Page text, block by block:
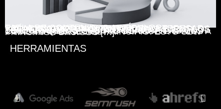
TABLA DE CONTENIDOS ARTÍCULOS RELACIONADOS QUE TE PUEDEN INTERESAR ¿CÓMO CREAR UN CLIENTE IDEAL? EJEMPLOS Y PLANTILLAS TOFU, MOFU, BOFU – EJEMPLOS Y SIGNIFICADO TIPOS DE TRÁFICO – TEMPERATURAS – CUSTOMER JOURNEY ¿QUÉ ES UN FUNNEL O EMBUDO DE CONVERSIÓN? TODO LO QUE NECESITAS CONOCER. VAMOS A COMENZAR DESDE EL PRINCIPIO. ESTO SON PRINCIPIOS BÁSICOS […]
HERRAMIENTAS